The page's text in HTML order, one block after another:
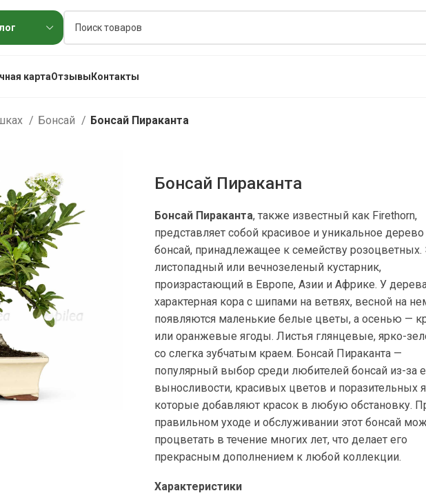
картаОтзывы Контакты
Бонсай Бонсай Пираканта
Бонсай Пираканта
Бонсай Пираканта, также известный как Firethorn,
представляет собой красивое и уникальное дерево
бонсай, принадлежащее к семейству розоцветных.
листопадный или вечнозеленый кустарник,
произрастающий в Европе, Азии и Африке. У
характерная кора с шипами на ветвях, весной на
появляются маленькие белые цветы, а осенью —
или оранжевые ягоды. Листья глянцевые, ярко-
со слегка зубчатым краем. Бонсай Пираканта —
популярный выбор среди любителей бонсай из-за
выносливости, красивых цветов и поразительных
которые добавляют красок в любую обстановку.
правильном уходе и обслуживании этот бонсай
процветать в течение многих лет, что делает его
прекрасным дополнением к любой коллекции.
Характеристики